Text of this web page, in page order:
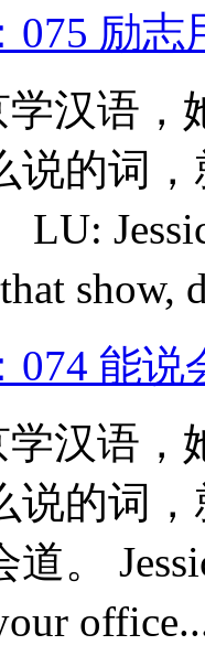
075 励志
学汉语
说的词
LU:
074 能
学汉语
说的词
。